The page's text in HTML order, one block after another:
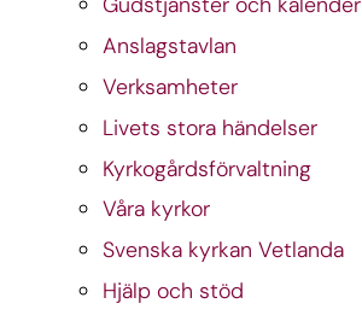
Anslagstavlan
Verksamheter
Livets stora händelser
Kyrkogårdsförvaltning
Våra kyrkor
Svenska kyrkan Vetlanda
Hjälp och stöd